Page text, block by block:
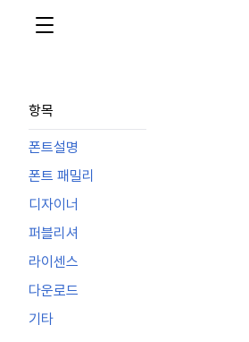
항목
폰트설명
폰트 패밀리
디자이너
퍼블리셔
라이센스
다운로드
기타